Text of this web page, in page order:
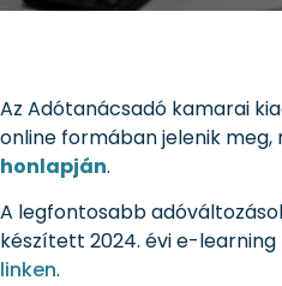
Az Adótanácsadó kamarai
online formában jelenik
honlapján.
A legfontosabb
készített 2024. évi e-
linken.